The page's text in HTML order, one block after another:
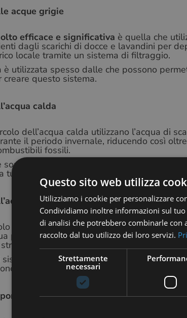
acque grigie
efficace e significativa è quella che
dagli scarichi di docce e lavandini per
locale tramite un sistema di filtraggio.
è utilizzata spesso dalle che possono
creare questo sistema.
calda
dell’acqua calda utilizzano l’acqua di
il periodo invernale, riducendo così
fossili.
molto costose, ma hanno il vantaggio
tua struttura ha sulla natura.
fredda
dell’acqua calda,questa tecnologia
piovana o l’acqua immagazzinata in
durante i periodi estivi, riducendo in
non utilizza gas inquinanti ed è
Questo sito web utilizza
Utilizziamo i cookie per personalizzare
Condividiamo inoltre informazioni sul
di analisi che potrebbero combinarle
raccolto dal tuo utilizzo dei loro servizi.
Strettamente
necessari